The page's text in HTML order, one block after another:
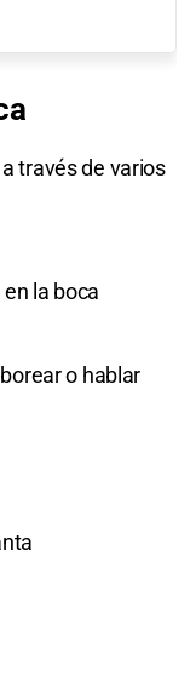
través de varios
la boca
o hablar